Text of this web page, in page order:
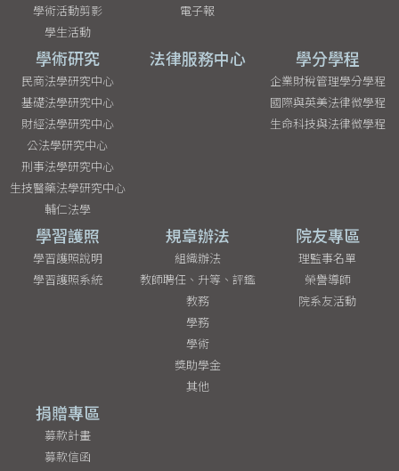
學術活動剪影
學生活動
電子報
學術研究
民商法學研究中心
基礎法學研究中心
財經法學研究中心
公法學研究中心
刑事法學研究中心
生技醫藥法學研究中心
輔仁法學
法律服務中心 學分學程
企業財稅管理學分學程
國際與英美法律微學程
生命科技與法律微學程
學習護照
學習護照說明
學習護照系統
規章辦法
組織辦法
教師聘任、升等、評鑑
教務
學務
學術
獎助學金
其他
院友專區
理監事名單
榮譽導師
院系友活動
捐贈專區
募款計畫
募款信函